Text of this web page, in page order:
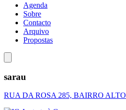
Agenda
Sobre
Contacto
Arquivo
Propostas
sarau
RUA DA ROSA 285, BAIRRO ALTO